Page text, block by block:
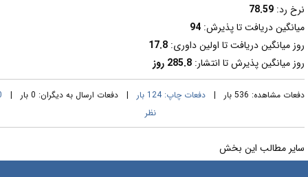
رد:78.59
دریافت تا پذیرش:94
میانگین دریافت تا اولین داوری:17.8
میانگین پذیرش تا انتشار:285.8 روز
مشاهده: 536 بار | دفعات چاپ: 124 بار | دفعات ارسال به دیگران: 0 بار |
نظر
مطالب این بخش